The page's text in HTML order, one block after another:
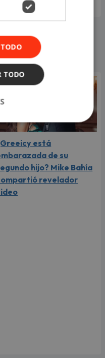
está
de su
hijo? Mike Bahía
revelador
TODO